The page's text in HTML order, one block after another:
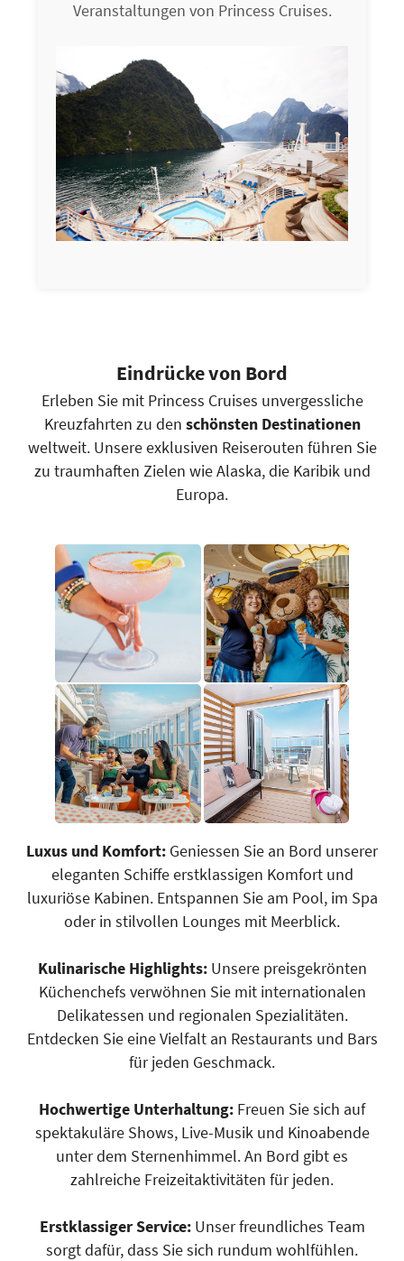
Veranstaltungen von Princess Cruises.
Eindrücke von Bord
Erleben Sie mit Princess Cruises unvergessliche
Kreuzfahrten zu den schönsten Destinationen
weltweit. Unsere exklusiven Reiserouten führen Sie
zu traumhaften Zielen wie Alaska, die Karibik und
Europa.
​​​​
Luxus und Komfort: Geniessen Sie an Bord unserer
eleganten Schiffe erstklassigen Komfort und
luxuriöse Kabinen. Entspannen Sie am Pool, im Spa
oder in stilvollen Lounges mit Meerblick.
Kulinarische Highlights:Unsere preisgekrönten
Küchenchefs verwöhnen Sie mit internationalen
Delikatessen und regionalen Spezialitäten.
Entdecken Sie eine Vielfalt an Restaurants und Bars
für jeden Geschmack.
Hochwertige Unterhaltung: Freuen Sie sich auf
spektakuläre Shows, Live-Musik und Kinoabende
unter dem Sternenhimmel. An Bord gibt es
zahlreiche Freizeitaktivitäten für jeden.
Erstklassiger Service:Unser freundliches Team
sorgt dafür, dass Sie sich rundum wohlfühlen.